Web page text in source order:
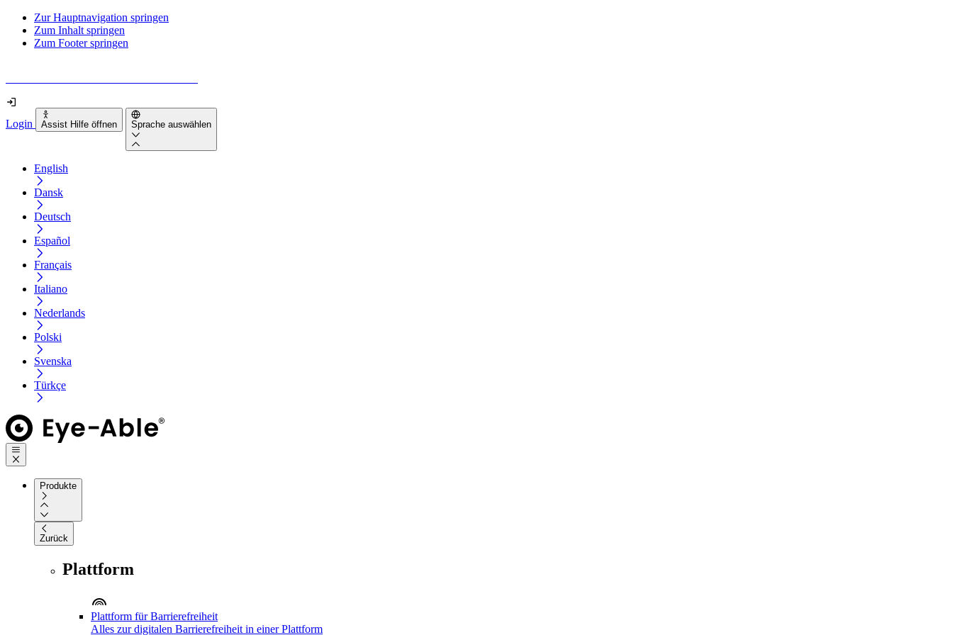
Zur Hauptnavigation springen
Zum Inhalt springen
Zum Footer springen
Login Assist Hilfe öffnen Sprache auswählen
English
Dansk
Deutsch
Español
Français
Italiano
Nederlands
Polski
Svenska
Türkçe
Produkte
Zurück
Plattform
Plattform für Barrierefreiheit
Alles zur digitalen Barrierefreiheit in einer Plattform